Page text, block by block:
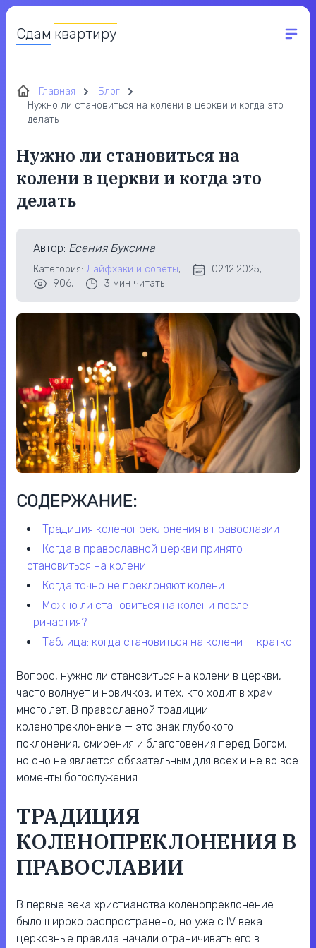
Сдам квартиру
Главная
Блог
Нужно ли становиться на колени в церкви и когда это
делать
Нужно ли становиться на
колени в церкви и когда это
делать
Автор: Есения Буксина
Категория: Лайфхаки и советы;
02.12.2025;
906;
3 мин читать
СОДЕРЖАНИЕ:
традиция коленопреклонения в православии
когда в православной церкви принято
становиться на колени
когда точно не преклоняют колени
можно ли становиться на колени после
причастия?
таблица: когда становиться на колени — кратко
Вопрос, нужно ли становиться на колени в церкви,
часто волнует и новичков, и тех, кто ходит в храм
много лет. В православной традиции
коленопреклонение — это знак глубокого
поклонения, смирения и благоговения перед Богом,
но оно не является обязательным для всех и не во все
моменты богослужения.
ТРАДИЦИЯ
КОЛЕНОПРЕКЛОНЕНИЯ В
ПРАВОСЛАВИИ
В первые века христианства коленопреклонение
было широко распространено, но уже с IV века
церковные правила начали ограничивать его в